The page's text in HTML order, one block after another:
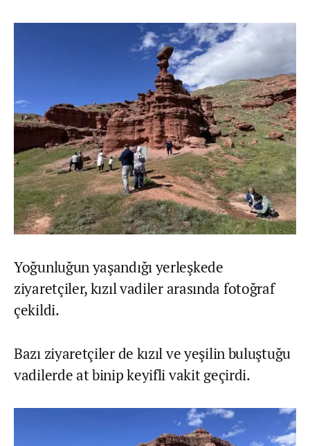
Yoğunluğun yaşandığı yerleşkede
ziyaretçiler, kızıl vadiler arasında fotoğraf
çekildi.
Bazı ziyaretçiler de kızıl ve yeşilin buluştuğu
vadilerde at binip keyifli vakit geçirdi.